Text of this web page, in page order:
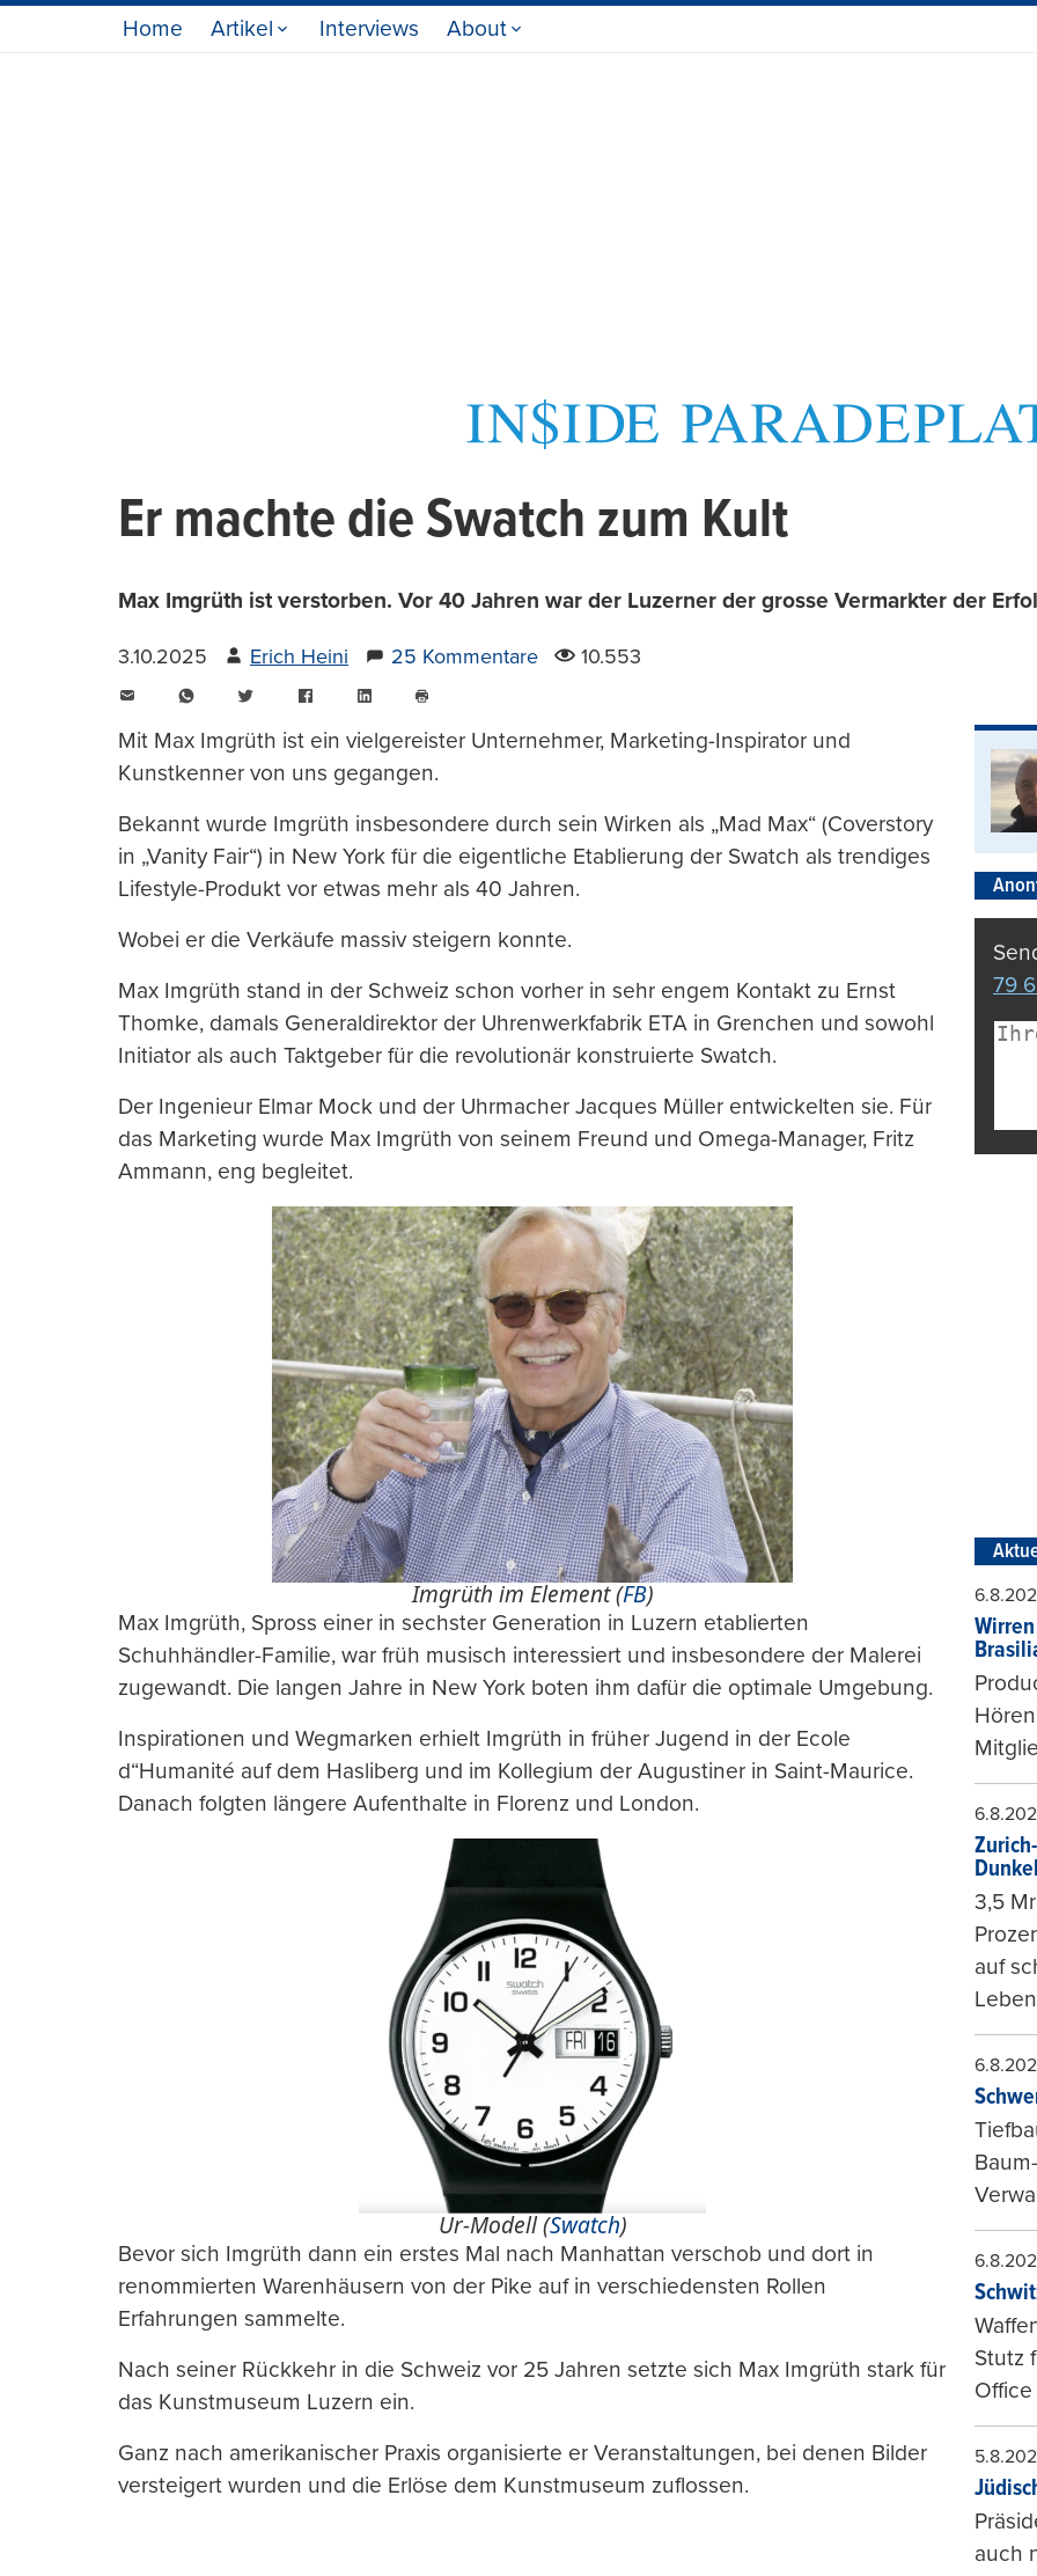
Home Artikel Interviews About
Er machte die Swatch zum Kult
Max Imgrüth ist verstorben. Vor 40 Jahren war der Luzerner der grosse Vermarkter der
3.10.2025 Erich Heini 25 Kommentare 10.553
WhatsAppTwitter FacebookLinkedIn
drucken
Mit Max Imgrüth ist ein vielgereister Unternehmer, Marketing-Inspirator und
Kunstkenner von uns gegangen.
Bekannt wurde Imgrüth insbesondere durch sein Wirken als „Mad Max“ (Coverstory
in „Vanity Fair“) in New York für die eigentliche Etablierung der Swatch als trendiges
Lifestyle-Produkt vor etwas mehr als 40 Jahren.
Wobei er die Verkäufe massiv steigern konnte.
Max Imgrüth stand in der Schweiz schon vorher in sehr engem Kontakt zu Ernst
Thomke, damals Generaldirektor der Uhrenwerkfabrik ETA in Grenchen und sowohl
Initiator als auch Taktgeber für die revolutionär konstruierte Swatch.
Der Ingenieur Elmar Mock und der Uhrmacher Jacques Müller entwickelten sie. Für
das Marketing wurde Max Imgrüth von seinem Freund und Omega-Manager, Fritz
Ammann, eng begleitet.
Imgrüth im Element (FB)
Max Imgrüth, Spross einer in sechster Generation in Luzern etablierten
Schuhhändler-Familie, war früh musisch interessiert und insbesondere der Malerei
zugewandt. Die langen Jahre in New York boten ihm dafür die optimale Umgebung.
Inspirationen und Wegmarken erhielt Imgrüth in früher Jugend in der Ecole
d“Humanité auf dem Hasliberg und im Kollegium der Augustiner in Saint-Maurice.
Danach folgten längere Aufenthalte in Florenz und London.
Ur-Modell (Swatch)
Bevor sich Imgrüth dann ein erstes Mal nach Manhattan verschob und dort in
renommierten Warenhäusern von der Pike auf in verschiedensten Rollen
Erfahrungen sammelte.
Nach seiner Rückkehr in die Schweiz vor 25 Jahren setzte sich Max Imgrüth stark für
das Kunstmuseum Luzern ein.
Ganz nach amerikanischer Praxis organisierte er Veranstaltungen, bei denen Bilder
versteigert wurden und die Erlöse dem Kunstmuseum zuflossen.
79
3,5
auf
Stutz
auch